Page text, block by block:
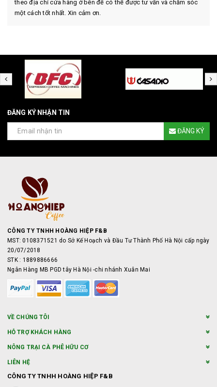
theo địa chỉ cửa hàng ở bên để có thể được tư vấn và chăm sóc
một cách tốt nhất. Xin cảm ơn.
ĐĂNG KÝ NHẬN TIN
ĐĂNG KÝ
CÔNG TY TNHH HOÀNG HIỆP F&B
MST: 0108371521 do Sở Kế Hoạch và Đầu Tư Thành Phố Hà Nội cấp ngày
20/07/2018
STK : 1889886666
Ngân Hàng MB PGD tây Hà Nội -chi nhánh Xuân Mai
VỀ CHÚNG TÔI
HỖ TRỢ KHÁCH HÀNG
NÔNG TRẠI CÀ PHÊ HỮU CƠ
LIÊN HỆ
CÔNG TY TNHH HOÀNG HIỆP F&B